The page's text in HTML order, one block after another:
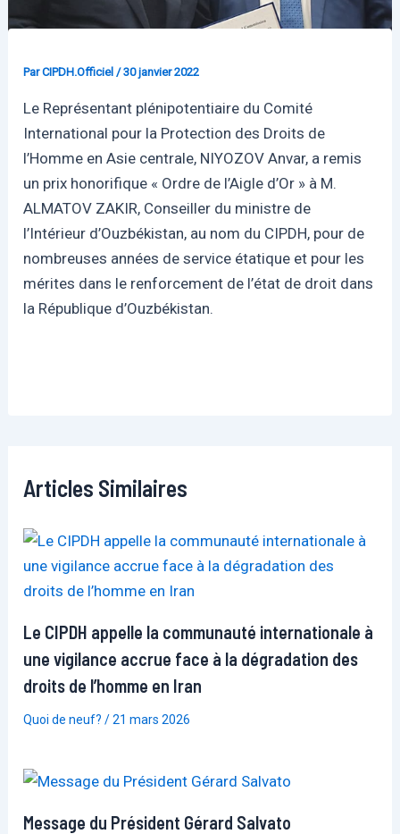
ParCIPDH.Officiel/30 janvier 2022
Le Représentant plénipotentiaire du Comité
International pour la Protection des Droits de
l’Homme en Asie centrale, NIYOZOV Anvar, a remis
un prix honorifique « Ordre de l’Aigle d’Or » à M.
ALMATOV ZAKIR, Conseiller du ministre de
l’Intérieur d’Ouzbékistan, au nom du CIPDH, pour de
nombreuses années de service étatique et pour les
mérites dans le renforcement de l’état de droit dans
la République d’Ouzbékistan.
Articles Similaires
Le CIPDH appelle la communauté internationale à
une vigilance accrue face à la dégradation des
droits de l’homme en Iran
Quoi de neuf? /21 mars 2026
Message du Président Gérard Salvato